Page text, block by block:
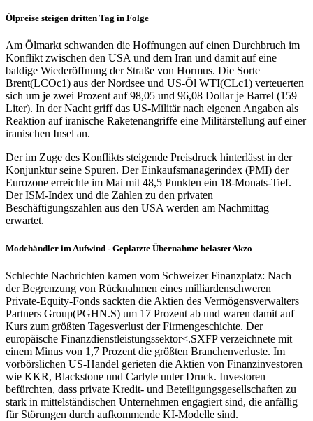
Ölpreise steigen dritten Tag in Folge
Am Ölmarkt schwanden die Hoffnungen auf einen Durchbruch im
Konflikt zwischen den USA und dem Iran und damit auf eine
baldige Wiederöffnung der Straße von Hormus. Die Sorte
Brent(LCOc1) aus der Nordsee und US-Öl WTI(CLc1) verteuerten
sich um je zwei Prozent auf 98,05 und 96,08 Dollar je Barrel (159
Liter). In der Nacht griff das US-Militär nach eigenen Angaben als
Reaktion auf iranische Raketenangriffe eine Militärstellung auf einer
iranischen Insel an.
Der im Zuge des Konflikts steigende Preisdruck hinterlässt in der
Konjunktur seine Spuren. Der Einkaufsmanagerindex (PMI) der
Eurozone erreichte im Mai mit 48,5 Punkten ein 18-Monats-Tief.
Der ISM-Index und die Zahlen zu den privaten
Beschäftigungszahlen aus den USA werden am Nachmittag
erwartet.
Modehändler im Aufwind - Geplatzte Übernahme belastet Akzo
Schlechte Nachrichten kamen vom Schweizer Finanzplatz: Nach
der Begrenzung von Rücknahmen eines milliardenschweren
Private-Equity-Fonds sackten die Aktien des Vermögensverwalters
Partners Group(PGHN.S) um 17 Prozent ab und waren damit auf
Kurs zum größten Tagesverlust der Firmengeschichte. Der
europäische Finanzdienstleistungssektor<.SXFP verzeichnete mit
einem Minus von 1,7 Prozent die größten Branchenverluste. Im
vorbörslichen US-Handel gerieten die Aktien von Finanzinvestoren
wie KKR, Blackstone und Carlyle unter Druck. Investoren
befürchten, dass private Kredit- und Beteiligungsgesellschaften zu
stark in mittelständischen Unternehmen engagiert sind, die anfällig
für Störungen durch aufkommende KI-Modelle sind.